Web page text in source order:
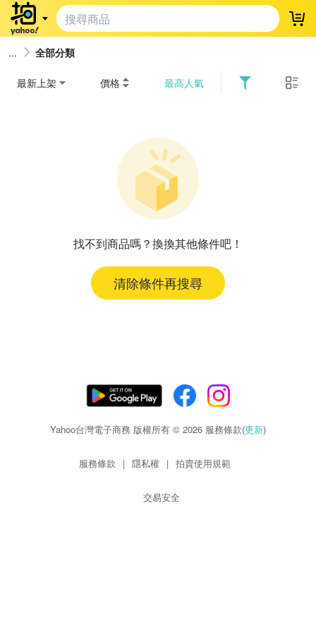
登
全部分類
最新上架 價格 最高人氣
找不到商品嗎？換換其他條件吧！
清除條件再搜尋
Yahoo台灣電子商務 版權所有 © 2026 服務條款(更新)
服務條款 | 隱私權 | 拍賣使用規範
交易安全